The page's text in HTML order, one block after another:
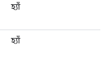
হ্যাঁ
হ্যাঁ